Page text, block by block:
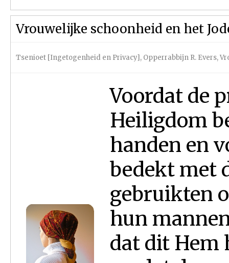
Vrouwelijke schoonheid en het
Tsenioet [Ingetogenheid en Privacy], Opperrabbijn R. Evers,
Voordat de
Heiligdom
handen en
bedekt met
gebruikten
hun
dat dit Hem